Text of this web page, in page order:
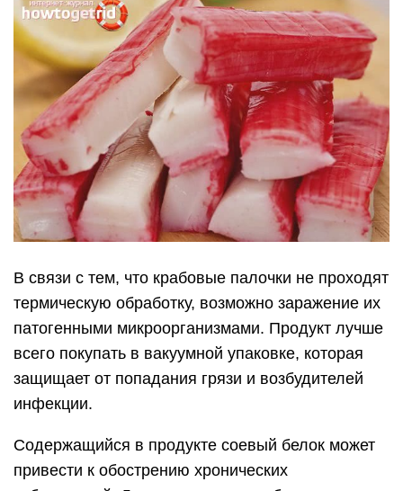
В связи с тем, что крабовые палочки не проходят
термическую обработку, возможно заражение их
патогенными микроорганизмами. Продукт лучше
всего покупать в вакуумной упаковке, которая
защищает от попадания грязи и возбудителей
инфекции.
Содержащийся в продукте соевый белок может
привести к обострению хронических